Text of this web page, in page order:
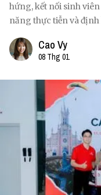
hứng, kết nối sinh
năng thực tiễn và
Cao Vy
08 Thg 01